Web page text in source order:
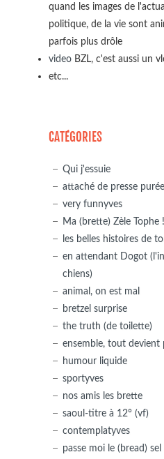
quand les images de
politique, de la vie sont
parfois plus drôle
video BZL, c'est aussi un
etc...
CATÉGORIES
Qui j'essuie
attaché de presse purée
very funnyves
Ma (brette) Zèle Tophe !
les belles histoires de
en attendant Dogot
chiens)
animal, on est mal
bretzel surprise
the truth (de toilette)
ensemble, tout devient
humour liquide
sportyves
nos amis les brette
saoul-titre à 12° (vf)
contemplatyves
passe moi le (bread) sel